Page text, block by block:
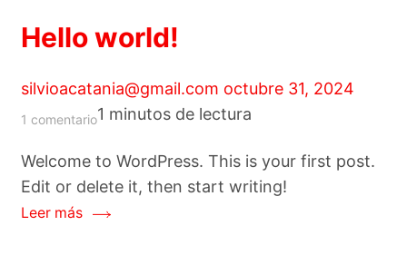
Hello world!
silvioacatania@gmail.com octubre 31, 2024
1 comentarioen
world!
1 minutos de lectura
Welcome to WordPress. This is your first post.
Edit or delete it, then start writing!
Leer más